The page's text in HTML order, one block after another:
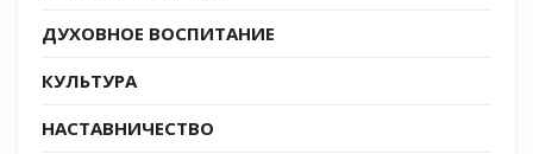
ДУХОВНОЕ ВОСПИТАНИЕ
КУЛЬТУРА
НАСТАВНИЧЕСТВО